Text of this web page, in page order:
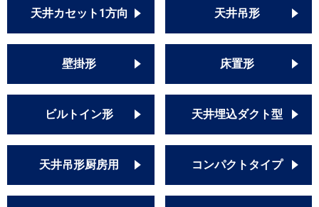
天井カセット1方向 天井吊形
壁掛形 床置形
ビルトイン形 天井埋込ダクト型
天井吊形厨房用 コンパクトタイプ